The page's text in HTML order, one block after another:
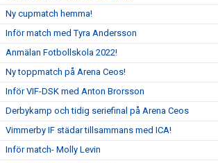
Ny cupmatch hemma!
Inför match med Tyra Andersson
Anmälan Fotbollskola 2022!
Ny toppmatch på Arena Ceos!
Inför VIF-DSK med Anton Brorsson
Derbykamp och tidig seriefinal på Arena Ceos
Vimmerby IF städar tillsammans med ICA!
Inför match- Molly Levin